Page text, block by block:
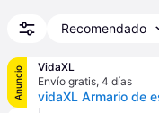
Recomendado
Anuncio
VidaXL
Envío gratis, 4 días